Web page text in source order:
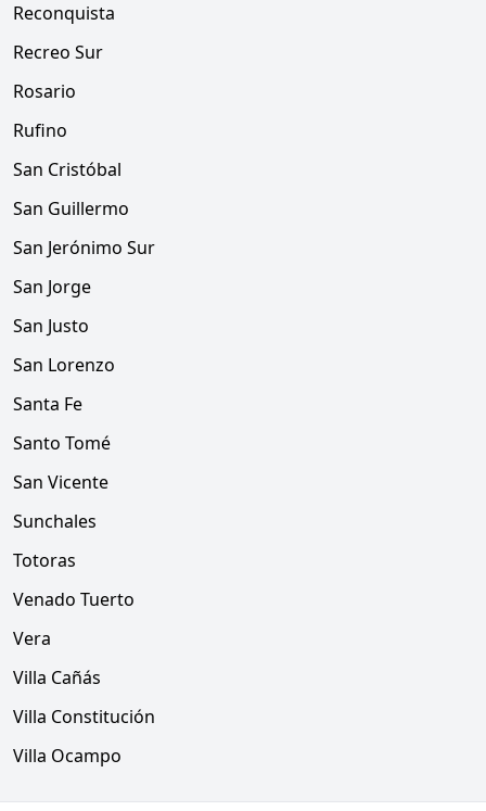
Reconquista
Recreo Sur
Rosario
Rufino
San Cristóbal
San Guillermo
San Jerónimo Sur
San Jorge
San Justo
San Lorenzo
Santa Fe
Santo Tomé
San Vicente
Sunchales
Totoras
Venado Tuerto
Vera
Villa Cañás
Villa Constitución
Villa Ocampo